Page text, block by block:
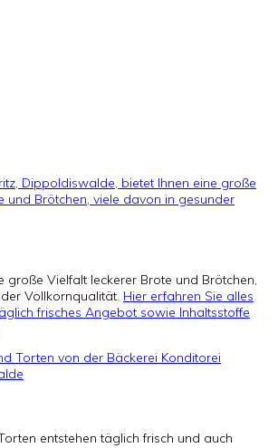
große Vielfalt leckerer Brote und Brötchen,
Vollkornqualität. Hier erfahren Sie alles
frisches Angebot sowie Inhaltsstoffe
entstehen täglich frisch und auch